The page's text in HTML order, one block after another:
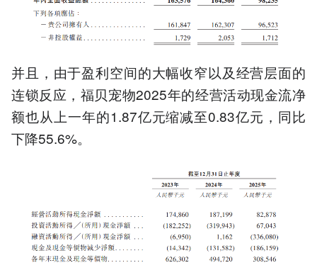
并且，由于盈利空间的大幅收窄以及经营层面的
连锁反应，福贝宠物2025年的经营活动现金流净
额也从上一年的1.87亿元缩减至0.83亿元，同比
下降55.6%。